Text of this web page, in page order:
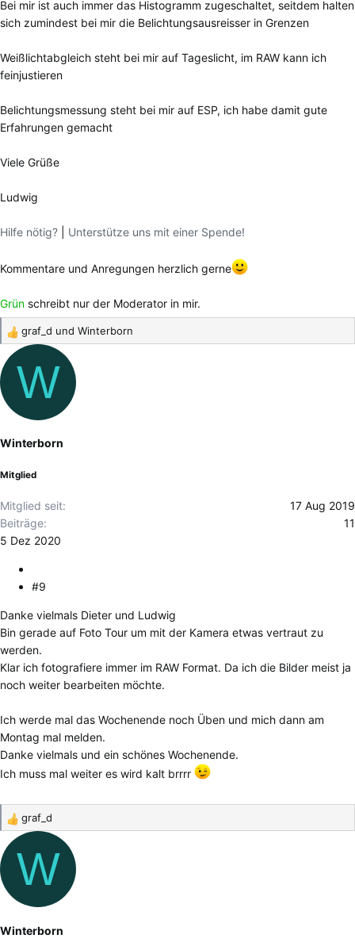
Bei mir ist auch immer das Histogramm zugeschaltet, seitdem halten
sich zumindest bei mir die Belichtungsausreisser in Grenzen
Weißlichtabgleich steht bei mir auf Tageslicht, im RAW kann ich
feinjustieren
Belichtungsmessung steht bei mir auf ESP, ich habe damit gute
Erfahrungen gemacht
Viele Grüße
Ludwig
Hilfe nötig? Unterstütze uns mit einer Spende!
Kommentare und Anregungen herzlich gerne
Grün schreibt nur der Moderator in mir.
R
e
t
n
n
graf_d und Winterborn
W
Winterborn
Mitglied
Mitglied seit
17 Aug 2019
Beiträge
11
5 Dez 2020
#9
Danke vielmals Dieter und Ludwig
Bin gerade auf Foto Tour um mit der Kamera etwas vertraut zu
werden.
Klar ich fotografiere immer im RAW Format. Da ich die Bilder meist ja
noch weiter bearbeiten möchte.
Ich werde mal das Wochenende noch Üben und mich dann am
Montag mal melden.
Danke vielmals und ein schönes Wochenende.
Ich muss mal weiter es wird kalt brrrr
R
e
t
n
graf_d
W
Winterborn